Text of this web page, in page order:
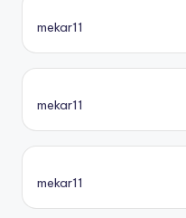
mekar11
mekar11
mekar11